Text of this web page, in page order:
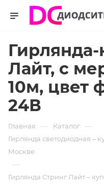
Лайт, с
10м, цвет
24В
Главная — Каталог —
Гирлянда светодиодная –
Москве
—
Гирлянда Стринг Лайт –